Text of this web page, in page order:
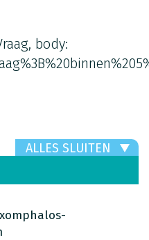
body:
ALLES SLUITEN